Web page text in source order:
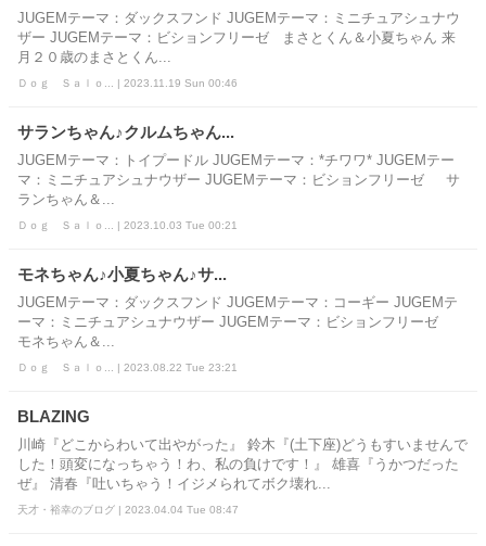
JUGEMテーマ：ダックスフンド JUGEMテーマ：ミニチュアシュナウ
ザー JUGEMテーマ：ビションフリーゼ まさとくん＆小夏ちゃん 来
月２０歳のまさとくん ...
Ｄｏｇ Ｓａｌｏ... | 2023.11.19 Sun 00:46
サランちゃん♪クルムちゃん...
JUGEMテーマ：トイプードル JUGEMテーマ：*チワワ* JUGEMテー
マ：ミニチュアシュナウザー JUGEMテーマ：ビションフリーゼ サ
ランちゃん＆...
Ｄｏｇ Ｓａｌｏ... | 2023.10.03 Tue 00:21
モネちゃん♪小夏ちゃん♪サ...
JUGEMテーマ：ダックスフンド JUGEMテーマ：コーギー JUGEMテ
ーマ：ミニチュアシュナウザー JUGEMテーマ：ビションフリーゼ
モネちゃん＆...
Ｄｏｇ Ｓａｌｏ... | 2023.08.22 Tue 23:21
BLAZING
川崎『どこからわいて出やがった』 鈴木『(土下座)どうもすいませんで
した！頭変になっちゃう！わ、私の負けです！』 雄喜『うかつだった
ぜ』 清春『吐いちゃう！イジメられてボク壊れ...
天才・裕幸のブログ | 2023.04.04 Tue 08:47